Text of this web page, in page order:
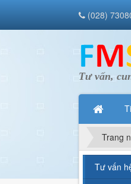
(028)
Tư vấn,
Trang
Tư vấn